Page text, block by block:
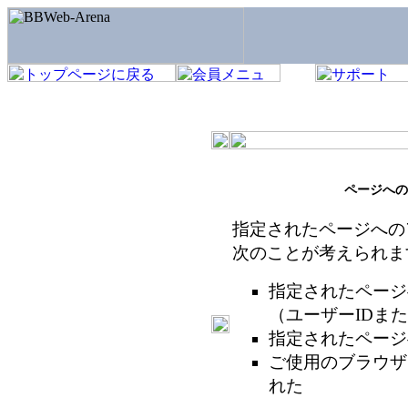
ページへ
指定されたページへ
次のことが考えられ
指定されたペー
（ユーザーIDま
指定されたペー
ご使用のブラウ
れた